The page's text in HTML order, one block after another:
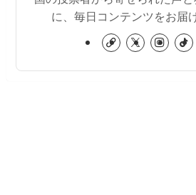
に、毎日コンテンツをお届